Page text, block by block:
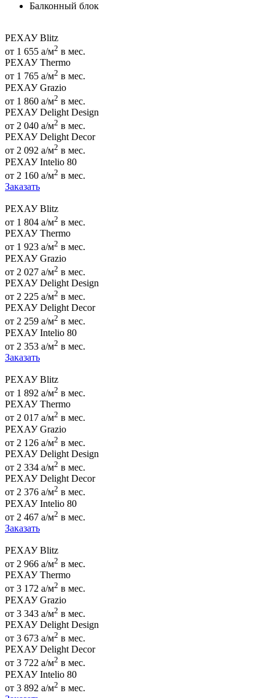
Балконный блок
РЕХАУ Blitz
от 1 655 a/м2 в мес.
РЕХАУ Thermo
от 1 765 a/м2 в мес.
РЕХАУ Grazio
от 1 860 a/м2 в мес.
РЕХАУ Delight Design
от 2 040 a/м2 в мес.
РЕХАУ Delight Decor
от 2 092 a/м2 в мес.
РЕХАУ Intelio 80
от 2 160 a/м2 в мес.
Заказать
РЕХАУ Blitz
от 1 804 a/м2 в мес.
РЕХАУ Thermo
от 1 923 a/м2 в мес.
РЕХАУ Grazio
от 2 027 a/м2 в мес.
РЕХАУ Delight Design
от 2 225 a/м2 в мес.
РЕХАУ Delight Decor
от 2 259 a/м2 в мес.
РЕХАУ Intelio 80
от 2 353 a/м2 в мес.
Заказать
РЕХАУ Blitz
от 1 892 a/м2 в мес.
РЕХАУ Thermo
от 2 017 a/м2 в мес.
РЕХАУ Grazio
от 2 126 a/м2 в мес.
РЕХАУ Delight Design
от 2 334 a/м2 в мес.
РЕХАУ Delight Decor
от 2 376 a/м2 в мес.
РЕХАУ Intelio 80
от 2 467 a/м2 в мес.
Заказать
РЕХАУ Blitz
от 2 966 a/м2 в мес.
РЕХАУ Thermo
от 3 172 a/м2 в мес.
РЕХАУ Grazio
от 3 343 a/м2 в мес.
РЕХАУ Delight Design
от 3 673 a/м2 в мес.
РЕХАУ Delight Decor
от 3 722 a/м2 в мес.
РЕХАУ Intelio 80
от 3 892 a/м2 в мес.